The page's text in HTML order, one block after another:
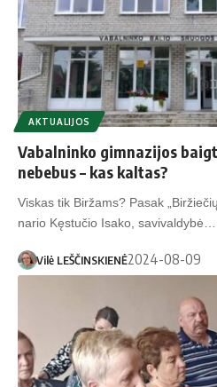
AKTUALIJOS
Vabalninko gimnazijos
nebebus – kas kaltas?
Viskas tik Biržams? Pasak
nario Kęstučio Isako, savivaldybė…
Vilė LEŠČINSKIENĖ2024-08-09